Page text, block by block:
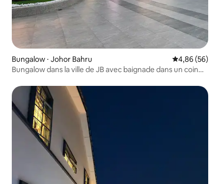
Bungalow ⋅ Johor Bahru Évaluation
4,86 (56)
Bungalow dans la ville de JB avec baignade dans un coin